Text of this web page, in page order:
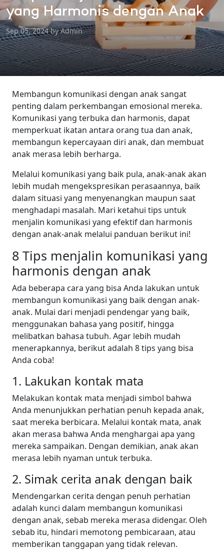
yang Harmonis dengan Anak
Sep 05, 2024 by Admin
Membangun komunikasi dengan anak sangat
penting dalam perkembangan emosional mereka.
Komunikasi yang terbuka dan harmonis, dapat
memperkuat ikatan antara orang tua dan anak,
membangun kepercayaan diri anak, dan membuat
anak merasa lebih berharga.
Melalui komunikasi yang baik pula, anak-anak akan
lebih mudah mengekspresikan perasaannya, baik
dalam situasi yang menyenangkan maupun saat
menghadapi masalah. Mari ketahui tips untuk
menjalin komunikasi yang efektif dan harmonis
dengan anak-anak melalui panduan berikut ini!
8 Tips menjalin komunikasi yang
harmonis dengan anak
Ada beberapa cara yang bisa Anda lakukan untuk
membangun komunikasi yang baik dengan anak-
anak. Mulai dari menjadi pendengar yang baik,
menggunakan bahasa yang positif, hingga
melibatkan bahasa tubuh. Agar lebih mudah
menerapkannya, berikut adalah 8 tips yang bisa
Anda coba!
1. Lakukan kontak mata
Melakukan kontak mata menjadi simbol bahwa
Anda menunjukkan perhatian penuh kepada anak,
saat mereka berbicara. Melalui kontak mata, anak
akan merasa bahwa Anda menghargai apa yang
mereka sampaikan. Dengan demikian, anak akan
merasa lebih nyaman untuk terbuka.
2. Simak cerita anak dengan baik
Mendengarkan cerita dengan penuh perhatian
adalah kunci dalam membangun komunikasi
dengan anak, sebab mereka merasa didengar. Oleh
sebab itu, hindari memotong pembicaraan, atau
memberikan tanggapan yang tidak relevan.